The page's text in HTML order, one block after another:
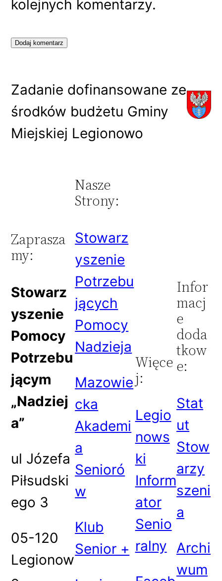
kolejnych komentarzy.
Zadanie dofinansowane ze
środków budżetu Gminy
Miejskiej Legionowo
Zaprasza
my:
Stowarz
yszenie
Pomocy
Potrzebu
jącym
„Nadziej
a”
ul Józefa
Piłsudski
ego 3
05-120
Legionow
Nasze
Strony:
Stowarz
yszenie
Potrzebu
jących
Pomocy
Nadzieja
Mazowie
cka
Akademi
a
Senioró
w
Klub
Senior +
Więce
j:
Legio
nows
ki
Inform
ator
Senio
ralny
Infor
macj
e
doda
tkow
e:
Stat
ut
Stow
arzy
szeni
a
Archi
wum